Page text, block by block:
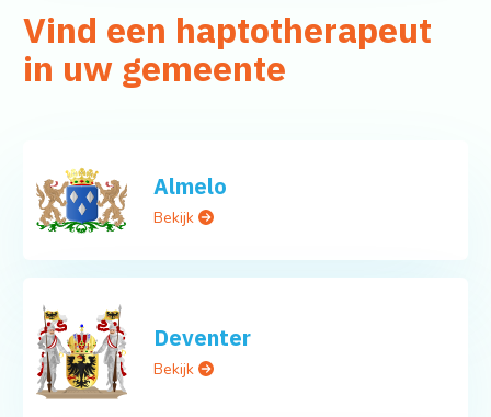
Vind een haptotherapeut
in uw gemeente
Almelo
Bekijk
Deventer
Bekijk